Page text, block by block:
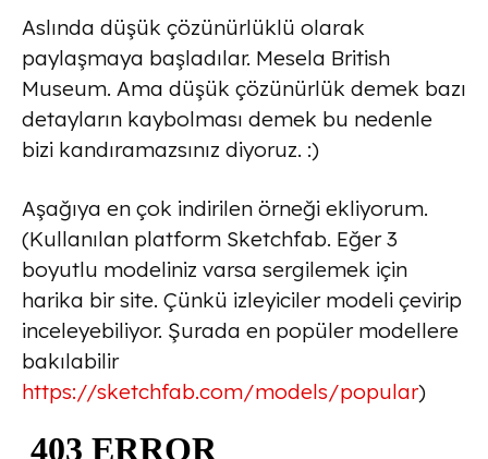
Aslında düşük çözünürlüklü olarak
paylaşmaya başladılar. Mesela British
Museum. Ama düşük çözünürlük demek bazı
detayların kaybolması demek bu nedenle
bizi kandıramazsınız diyoruz. :)
Aşağıya en çok indirilen örneği ekliyorum.
(Kullanılan platform Sketchfab. Eğer 3
boyutlu modeliniz varsa sergilemek için
harika bir site. Çünkü izleyiciler modeli çevirip
inceleyebiliyor. Şurada en popüler modellere
bakılabilir
https://sketchfab.com/models/popular)